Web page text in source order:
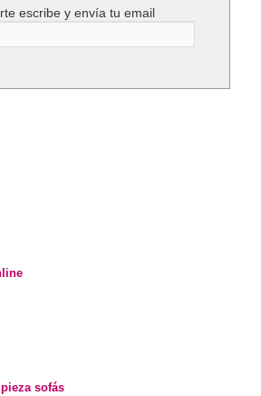
escribe y envía tu email
sofás